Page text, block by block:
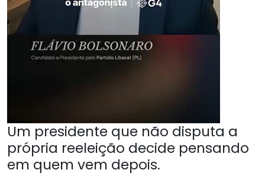
Um presidente que não disputa a
própria reeleição decide pensando
em quem vem depois.